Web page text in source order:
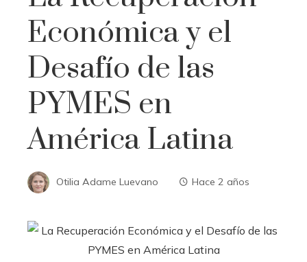
Económica y el
Desafío de las
PYMES en
América Latina
Otilia Adame Luevano Hace 2 años